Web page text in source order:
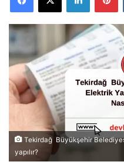
Tekirdağ Büyükşehir
yapılır?